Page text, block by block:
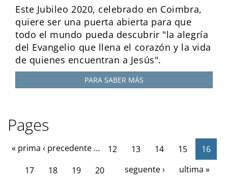
Este Jubileo 2020, celebrado en Coimbra,
quiere ser una puerta abierta para que
todo el mundo pueda descubrir "la alegría
del Evangelio que llena el corazón y la vida
de quienes encuentran a Jesús".
PARA SABER MÁS
Pages
« prima ‹ precedente … 12 13 14 15
16
17
18 19 20 seguente › ultima »